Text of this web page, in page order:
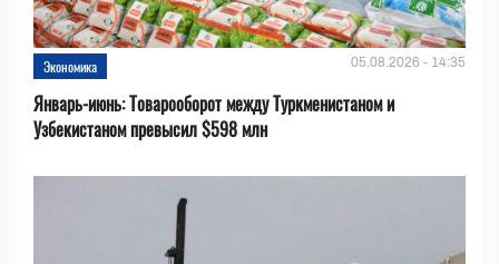
Экономика 05.08.2026 - 14:35
Январь-июнь: Товарооборот между Туркменистаном и
Узбекистаном превысил $598 млн